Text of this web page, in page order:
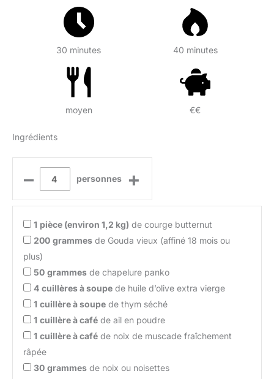
30 minutes 40 minutes
moyen €€
Ingrédients
– personnes +
1 pièce (environ 1,2 kg) de courge butternut
200 grammes de Gouda vieux (affiné 18 mois ou
plus)
50 grammes de chapelure panko
4 cuillères à soupe de huile d’olive extra vierge
1 cuillère à soupe de thym séché
1 cuillère à café de ail en poudre
1 cuillère à café de noix de muscade fraîchement
râpée
30 grammes de noix ou noisettes